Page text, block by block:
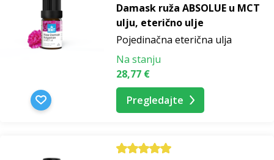
Damask ruža ABSOLUE u MCT
ulju, eterično ulje
Pojedinačna eterična ulja
Na stanju
28,77 €
Pregledajte